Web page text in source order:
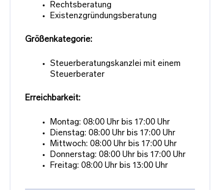
Rechtsberatung
Existenzgründungsberatung
Größenkategorie:
Steuerberatungskanzlei mit einem
Steuerberater
Erreichbarkeit:
Montag: 08:00 Uhr bis 17:00 Uhr
Dienstag: 08:00 Uhr bis 17:00 Uhr
Mittwoch: 08:00 Uhr bis 17:00 Uhr
Donnerstag: 08:00 Uhr bis 17:00 Uhr
Freitag: 08:00 Uhr bis 13:00 Uhr